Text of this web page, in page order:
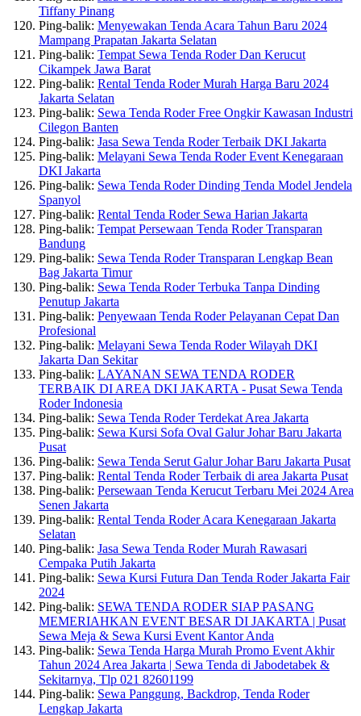
Tiffany Pinang
Ping-balik: Menyewakan Tenda Acara Tahun Baru 2024
Mampang Prapatan Jakarta Selatan
Ping-balik: Tempat Sewa Tenda Roder Dan Kerucut
Cikampek Jawa Barat
Ping-balik: Rental Tenda Roder Murah Harga Baru 2024
Jakarta Selatan
Ping-balik: Sewa Tenda Roder Free Ongkir Kawasan Industri
Cilegon Banten
Ping-balik: Jasa Sewa Tenda Roder Terbaik DKI Jakarta
Ping-balik: Melayani Sewa Tenda Roder Event Kenegaraan
DKI Jakarta
Ping-balik: Sewa Tenda Roder Dinding Tenda Model Jendela
Spanyol
Ping-balik: Rental Tenda Roder Sewa Harian Jakarta
Ping-balik: Tempat Persewaan Tenda Roder Transparan
Bandung
Ping-balik: Sewa Tenda Roder Transparan Lengkap Bean
Bag Jakarta Timur
Ping-balik: Sewa Tenda Roder Terbuka Tanpa Dinding
Penutup Jakarta
Ping-balik: Penyewaan Tenda Roder Pelayanan Cepat Dan
Profesional
Ping-balik: Melayani Sewa Tenda Roder Wilayah DKI
Jakarta Dan Sekitar
Ping-balik: LAYANAN SEWA TENDA RODER
TERBAIK DI AREA DKI JAKARTA - Pusat Sewa Tenda
Roder Indonesia
Ping-balik: Sewa Tenda Roder Terdekat Area Jakarta
Ping-balik: Sewa Kursi Sofa Oval Galur Johar Baru Jakarta
Pusat
Ping-balik: Sewa Tenda Serut Galur Johar Baru Jakarta Pusat
Ping-balik: Rental Tenda Roder Terbaik di area Jakarta Pusat
Ping-balik: Persewaan Tenda Kerucut Terbaru Mei 2024 Area
Senen Jakarta
Ping-balik: Rental Tenda Roder Acara Kenegaraan Jakarta
Selatan
Ping-balik: Jasa Sewa Tenda Roder Murah Rawasari
Cempaka Putih Jakarta
Ping-balik: Sewa Kursi Futura Dan Tenda Roder Jakarta Fair
2024
Ping-balik: SEWA TENDA RODER SIAP PASANG
MEMERIAHKAN EVENT BESAR DI JAKARTA | Pusat
Sewa Meja & Sewa Kursi Event Kantor Anda
Ping-balik: Sewa Tenda Harga Murah Promo Event Akhir
Tahun 2024 Area Jakarta | Sewa Tenda di Jabodetabek &
Sekitarnya, Tlp 021 82601199
Ping-balik: Sewa Panggung, Backdrop, Tenda Roder
Lengkap Jakarta